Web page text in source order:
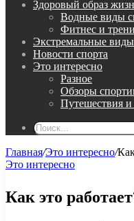
Здоровый образ
Водные виды
Фитнес и
Экстремальные виды
Новости спорта
Это интересно
Разное
Обзоры
Путешествия и
Главная/Это интересно/
Это интересно
Как это